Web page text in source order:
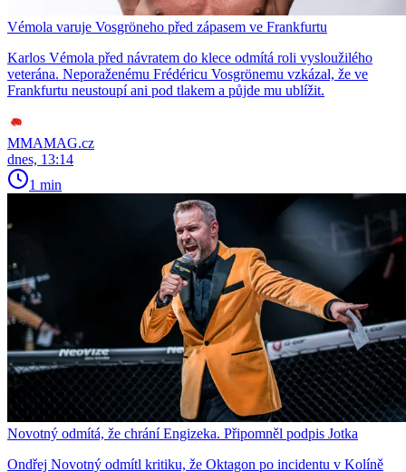
Vémola varuje Vosgröneho před zápasem ve Frankfurtu
Karlos Vémola před návratem do klece odmítá roli vysloužilého
veterána. Neporaženému Frédéricu Vosgrönemu vzkázal, že ve
Frankfurtu neustoupí ani pod tlakem a půjde mu ublížit.
MMAMAG.cz
dnes, 13:14
1 min
Novotný odmítá, že chrání Engizeka. Připomněl podpis Jotka
Ondřej Novotný odmítl kritiku, že Oktagon po incidentu v Kolíně